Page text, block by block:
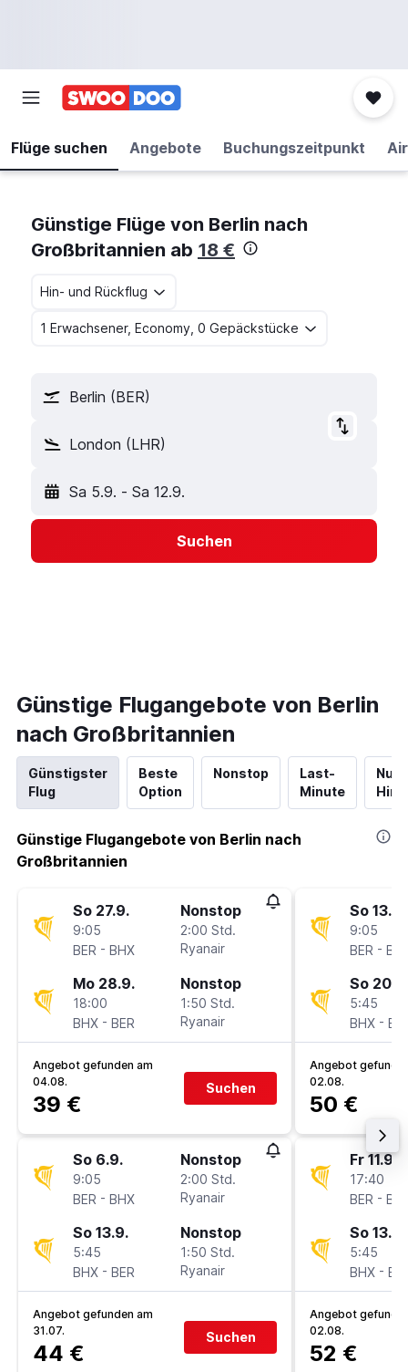
Flüge suchen Angebote Buchungszeitpunkt
Günstige Flüge von Berlin nach
Großbritannien ab 18 €
Hin- und Rückflug
1 Erwachsener, Economy, 0 Gepäckstücke
Berlin (BER)
London (LHR)
Sa 5.9. - Sa 12.9.
Suchen
Günstige Flugangebote von Berlin
nach Großbritannien
Günstigster
Flug
Beste
Option
Nonstop
Last-
Minute
Nur
Günstige Flugangebote von Berlin nach
Großbritannien
So 27.9.
9:05
BER - BHX
Nonstop
2:00 Std.
Ryanair
Mo 28.9.
18:00
BHX - BER
Nonstop
1:50 Std.
Ryanair
Angebot gefunden am
04.08.
39 €
Suchen
So 6.9.
9:05
BER - BHX
Nonstop
2:00 Std.
Ryanair
So 13.9.
5:45
BHX - BER
Nonstop
1:50 Std.
Ryanair
Angebot gefunden am
31.07.
44 €
Suchen
So 13.9.
9:05
BER -
So 20.9.
5:45
BHX -
Angebot
02.08.
50 €
Fr 11.9.
17:40
BER -
So 13.9.
5:45
BHX -
Angebot
02.08.
52 €